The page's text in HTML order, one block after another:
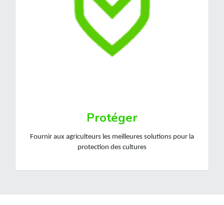
Protéger
Fournir aux agriculteurs les meilleures solutions pour la
protection des cultures